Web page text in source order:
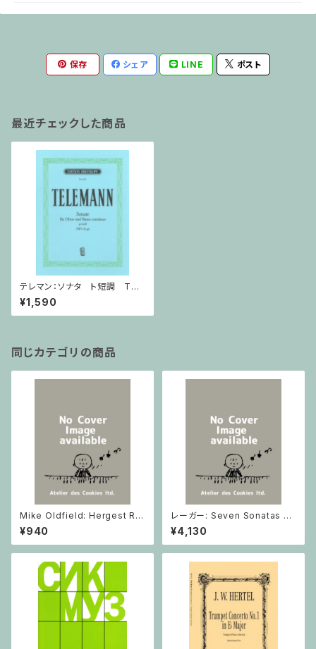
保存 シェア LINE ポスト
最近チェックした商品
テレマン：ソナタ ト短調 TW
V 41:g6 / オーボエ・ピアノ
¥1,590
同じカテゴリの商品
Mike Oldfield: Hergest Rid
ge / ピアノ
¥940
レーガー: Seven Sonatas o
p. 91 Heft 2 / ヴァイオリン
¥4,130